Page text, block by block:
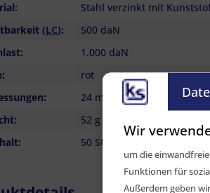
Stahl verzinkt mit
(LC):
500 daN
1.000 daN
rot
24 mm x 65 mm x 45 mm
52 g (pro Stück)
50 Stück
Wir
um die
Funktionen für
Außerdem geben